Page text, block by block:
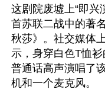
这剧院废墟上“即兴
首苏联二战中的著
秋莎》。社交媒体
示，身穿白色T恤衫
普通话高声演唱了
机和一个麦克风。